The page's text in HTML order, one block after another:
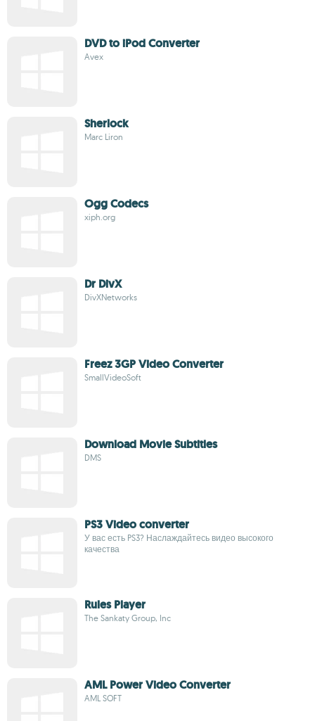
DVD to iPod Converter
Avex
Sherlock
Marc Liron
Ogg Codecs
xiph.org
Dr DivX
DivXNetworks
Freez 3GP Video Converter
SmallVideoSoft
Download Movie Subtitles
DMS
PS3 Video converter
У вас есть PS3? Наслаждайтесь видео высокого
качества
Rules Player
The Sankaty Group, Inc
AML Power Video Converter
AML SOFT